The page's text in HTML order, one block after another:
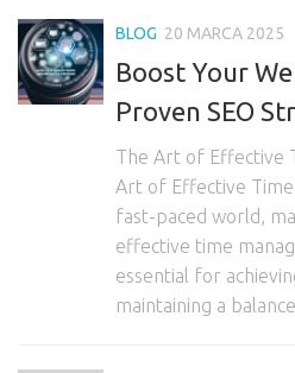
BLOG 20 MARCA 2025
Boost Your
Proven SEO
The Art of Effective
Art of Effective Time
fast-paced world,
effective time
essential for
maintaining a